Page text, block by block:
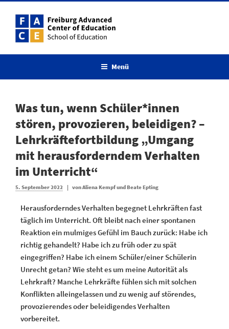
Menü
Was tun, wenn Schüler*innen
stören, provozieren, beleidigen? –
Lehrkräftefortbildung „Umgang
mit herausforderndem Verhalten
im Unterricht“
5. September 2022 | vonAliena Kempf und Beate Epting
Herausforderndes Verhalten begegnet Lehrkräften fast
täglich im Unterricht. Oft bleibt nach einer spontanen
Reaktion ein mulmiges Gefühl im Bauch zurück: Habe ich
richtig gehandelt? Habe ich zu früh oder zu spät
eingegriffen? Habe ich einem Schüler/einer Schülerin
Unrecht getan? Wie steht es um meine Autorität als
Lehrkraft? Manche Lehrkräfte fühlen sich mit solchen
Konflikten alleingelassen und zu wenig auf störendes,
provozierendes oder beleidigendes Verhalten
vorbereitet.